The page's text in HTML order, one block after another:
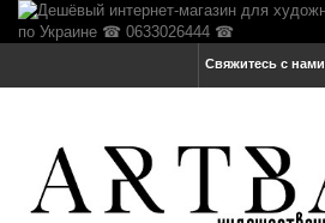
Свяжитесь с нами